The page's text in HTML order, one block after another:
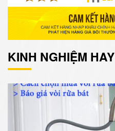
KINH NGHIỆM HAY